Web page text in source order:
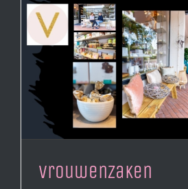
Vrouwenzaken